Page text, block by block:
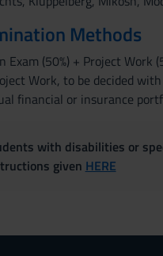
Methods
Exam (50%) + Project Work
Work, to be decided
financial or insurance
with disabilities or
given HERE